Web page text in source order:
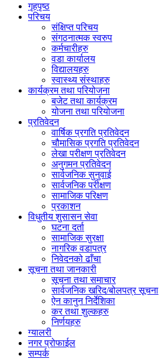
गृहपृष्ठ
परिचय
संक्षिप्त परिचय
संगठनात्मक स्वरुप
कर्मचारीहरु
वडा कार्यालय
विद्यालयहरु
स्वास्थ्य संस्थाहरु
कार्यक्रम तथा परियोजना
बजेट तथा कार्यक्रम
योजना तथा परियोजना
प्रतिवेदन
वार्षिक प्रगति प्रतिवेदन
चौमासिक प्रगति प्रतिवेदन
लेखा परीक्षण प्रतिवेदन
अनुगमन प्रतिवेदन
सार्वजनिक सुनुवाई
सार्वजनिक परीक्षण
सामाजिक परिक्षण
प्रकाशन
विधुतीय शुसासन सेवा
घटना दर्ता
सामाजिक सुरक्षा
नागरिक वडापत्र
निवेदनको ढाँचा
सूचना तथा जानकारी
सूचना तथा समाचार
सार्वजनिक खरिद/बोलपत्र सूचना
ऐन कानुन निर्देशिका
कर तथा शुल्कहरु
निर्णयहरु
ग्यालरी
नगर प्रोफाईल
सम्पर्क